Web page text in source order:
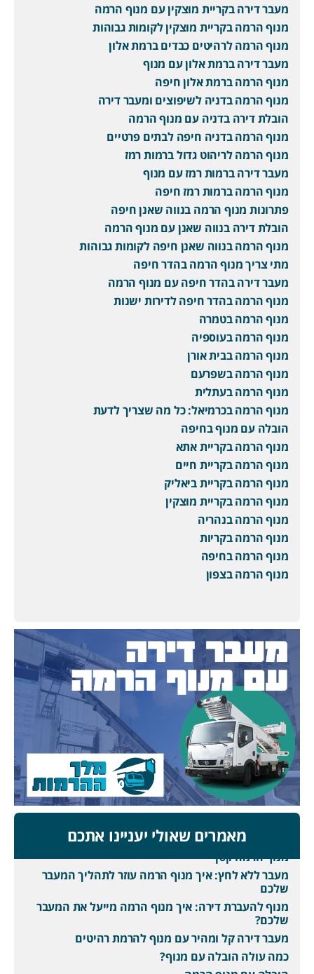
מעבר דירה בקריית מוצקין עם מנוף הרמה
מנוף הרמה בקריית מוצקין לקומות גבוהות
מנוף הרמה לרהיטים כבדים ברמת אלון
מעבר דירה ברמת אלון עם מנוף
מנוף הרמה ברמת אלון חיפה
מנוף הרמה בדניה לשיפוצים ומעבר דירה
הובלת דירה בדניה עם מנוף הרמה
מנוף הרמה בדניה חיפה לבתים פרטיים
מנוף הרמה לריהוט גדול ברמות רמז
מעבר דירה ברמות רמז עם מנוף
מנוף הרמה ברמות רמז חיפה
פתרונות מנוף הרמה בנווה שאנן חיפה
הובלת דירה בנווה שאנן עם מנוף הרמה
מנוף הרמה בנווה שאנן חיפה לקומות גבוהות
מתי צריך מנוף הרמה בהדר חיפה
מעבר דירה בהדר חיפה עם מנוף הרמה
מנוף הרמה בהדר חיפה לדירות ישנות
מנוף הרמה בטמרה
מנוף הרמה בעוספיה
מנוף הרמה בבית אורן
מנוף הרמה בשפרעם
מנוף הרמה בעתלית
מנוף הרמה בכרמיאל: כל מה שצריך לדעת
הובלה עם מנוף בחיפה
מנוף הרמה בקריית אתא
מנוף הרמה בקריית חיים
מנוף הרמה בקריית ביאליק
מנוף הרמה בקריית מוצקין
מנוף הרמה בנהריה
מנוף הרמה בקריות
מנוף הרמה בחיפה
מנוף הרמה בצפון
מאמרים שאולי יעניינו אתכם
מנוף הרמה קטן
מעבר ללא לחץ: איך מנוף הרמה עוזר לתהליך המעבר
שלכם
מנוף להעברת דירה: איך מנוף הרמה מייעל את המעבר
שלכם?
מעבר דירה קל ומהיר עם מנוף להרמת רהיטים
כמה עולה הובלה עם מנוף?